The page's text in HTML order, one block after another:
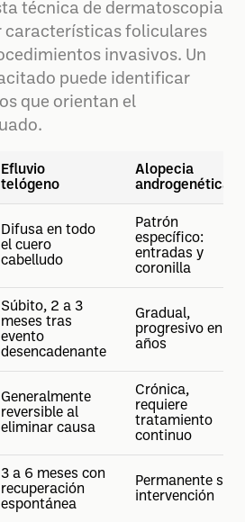
técnica de dermatoscopia
características foliculares
invasivos. Un
puede identificar
que orientan el
Efluvio
telógeno
Alopecia
androgenética
Difusa en todo
el cuero
cabelludo
Patrón
específico:
entradas y
coronilla
Súbito, 2 a 3
meses tras
evento
desencadenante
Gradual,
progresivo en
años
Generalmente
reversible al
eliminar causa
Crónica,
requiere
tratamiento
continuo
3 a 6 meses con
recuperación
espontánea
Permanente sin
intervención